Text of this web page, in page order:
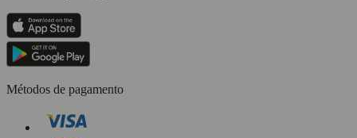
Métodos de pagamento